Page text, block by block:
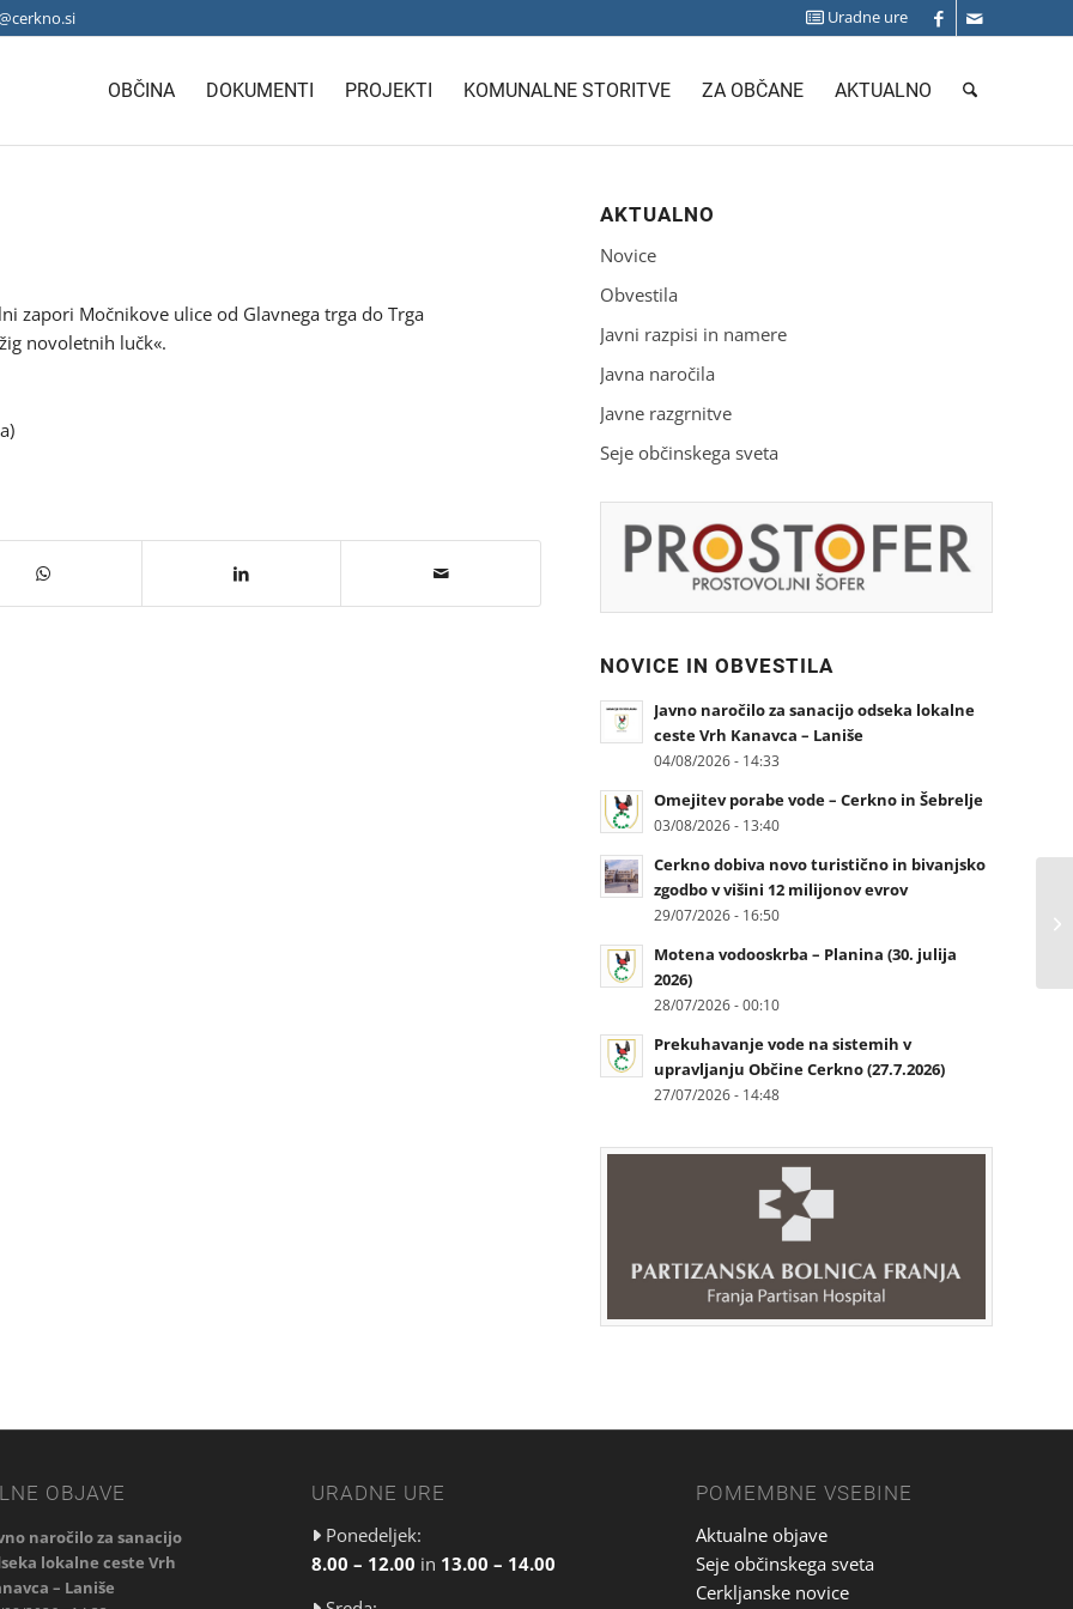
Uradne ure
OBČINA DOKUMENTI PROJEKTI KOMUNALNE STORITVE ZA OBČANE AKTUALNO
zapori Močnikove ulice od Glavnega trga do Trga
novoletnih lučk«.
AKTUALNO
Novice
Obvestila
Javni razpisi in namere
Javna naročila
Javne razgrnitve
Seje občinskega sveta
NOVICE IN OBVESTILA
Javno naročilo za sanacijo odseka lokalne
ceste Vrh Kanavca – Laniše
04/08/2026 - 14:33
Omejitev porabe vode – Cerkno in Šebrelje
03/08/2026 - 13:40
Cerkno dobiva novo turistično in bivanjsko
zgodbo v višini 12 milijonov evrov
29/07/2026 - 16:50
Motena vodooskrba – Planina (30. julija
2026)
28/07/2026 - 00:10
Prekuhavanje vode na sistemih v
upravljanju Občine Cerkno (27.7.2026)
27/07/2026 - 14:48
OBJAVE
naročilo za sanacijo
lokalne ceste Vrh
– Laniše
URADNE URE
Ponedeljek:
8.00 – 12.00 in 13.00 – 14.00
POMEMBNE VSEBINE
Aktualne objave
Seje občinskega sveta
Cerkljanske novice